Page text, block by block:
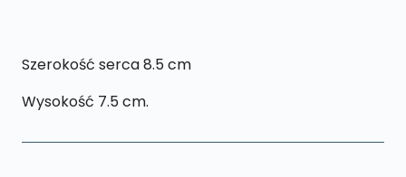
Szerokość serca 8.5 cm
Wysokość 7.5 cm.